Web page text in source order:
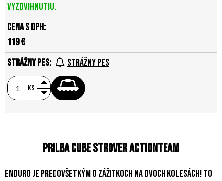
vyzdvihnutiu.
119 €
Strážny pes
ks
Prilba Cube Strover ActionTeam
Enduro je predovšetkým o zážitkoch na dvoch kolesách! To